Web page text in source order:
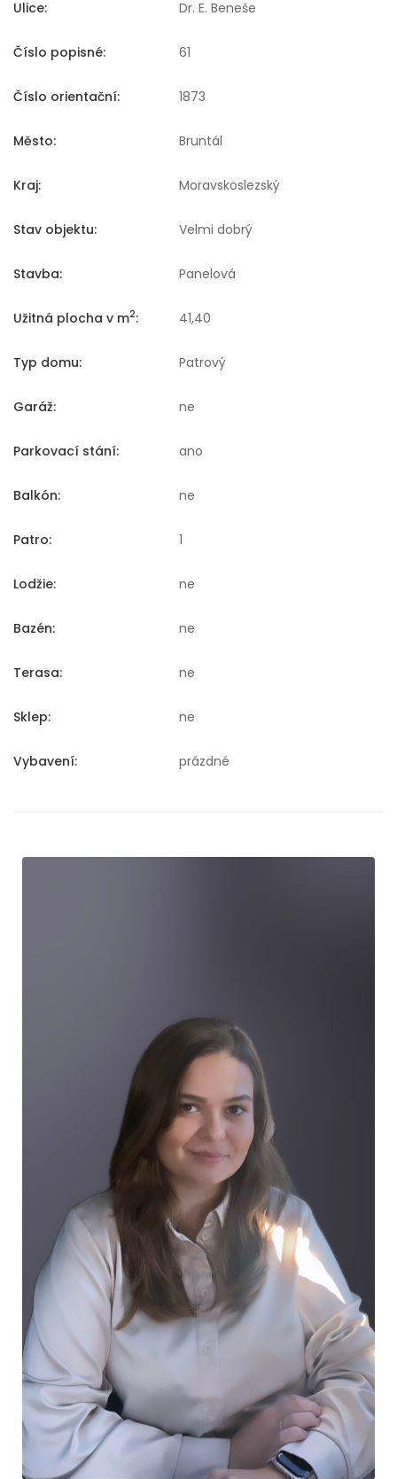
Ulice: Dr. E. Beneše
Číslo popisné: 61
Číslo orientační: 1873
Město: Bruntál
Kraj: Moravskoslezský
Stav objektu: Velmi dobrý
Stavba: Panelová
Užitná plocha v m2: 41,40
Typ domu: Patrový
Garáž: ne
Parkovací stání: ano
Balkón: ne
Patro: 1
Lodžie: ne
Bazén: ne
Terasa: ne
Sklep: ne
Vybavení: prázdné